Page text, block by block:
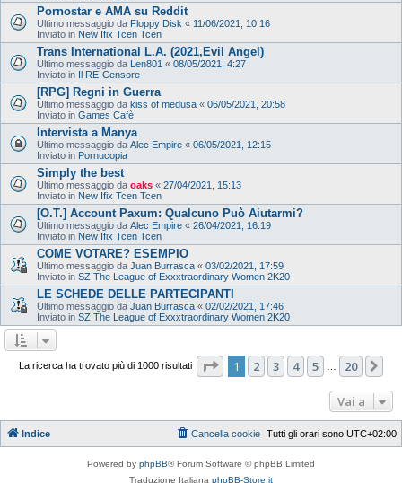
Pornostar e AMA su Reddit
Ultimo messaggio da Floppy Disk « 11/06/2021, 10:16
Inviato in New Ifix Tcen Tcen
Trans International L.A. (2021,Evil Angel)
Ultimo messaggio da Len801 « 08/05/2021, 4:27
Inviato in Il RE-Censore
[RPG] Regni in Guerra
Ultimo messaggio da kiss of medusa « 06/05/2021, 20:58
Inviato in Games Cafè
Intervista a Manya
Ultimo messaggio da Alec Empire « 06/05/2021, 12:15
Inviato in Pornucopia
Simply the best
Ultimo messaggio da oaks « 27/04/2021, 15:13
Inviato in New Ifix Tcen Tcen
[O.T.] Account Paxum: Qualcuno Può Aiutarmi?
Ultimo messaggio da Alec Empire « 26/04/2021, 16:19
Inviato in New Ifix Tcen Tcen
COME VOTARE? ESEMPIO
Ultimo messaggio da Juan Burrasca « 03/02/2021, 17:59
Inviato in SZ The League of Exxxtraordinary Women 2K20
LE SCHEDE DELLE PARTECIPANTI
Ultimo messaggio da Juan Burrasca « 02/02/2021, 17:46
Inviato in SZ The League of Exxxtraordinary Women 2K20
La ricerca ha trovato più di 1000 risultati Pagina di 20
1 2 3 4 5 20
Vai a
Indice Tutti gli orari sono UTC+02:00
Cancella cookie
Powered by phpBB® Forum Software © phpBB Limited
Traduzione Italiana phpBB-Store.it